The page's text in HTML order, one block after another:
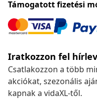
Támogatott fizetési
Iratkozzon fel
Csatlakozzon a több
akciókat, szezonális
kapnak a vidaXL-től.